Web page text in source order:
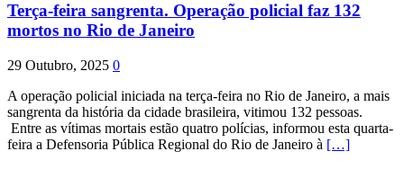
Terça-feira sangrenta. Operação policial faz 132
mortos no Rio de Janeiro
29 Outubro, 2025 0
A operação policial iniciada na terça-feira no Rio de Janeiro, a mais
sangrenta da história da cidade brasileira, vitimou 132 pessoas.
Entre as vítimas mortais estão quatro polícias, informou esta quarta-
feira a Defensoria Pública Regional do Rio de Janeiro à […]